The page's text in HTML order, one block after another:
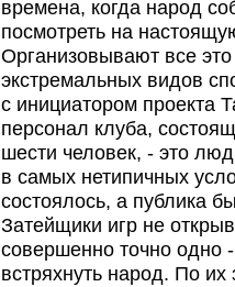
времена, когда народ
посмотреть на
Организовывают все
экстремальных видов
с инициатором проекта
персонал клуба,
шести человек, - это
в самых нетипичных
состоялось, а публика
Затейщики игр не
совершенно точно одно
встряхнуть народ. По